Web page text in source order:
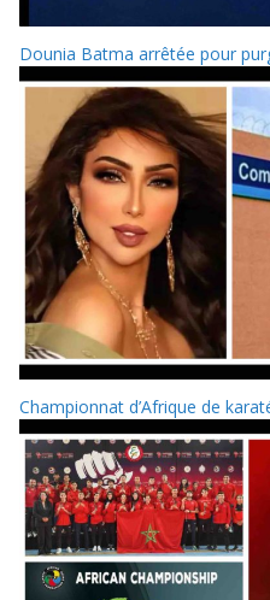
Dounia Batma arrêtée pour
Championnat d’Afrique de